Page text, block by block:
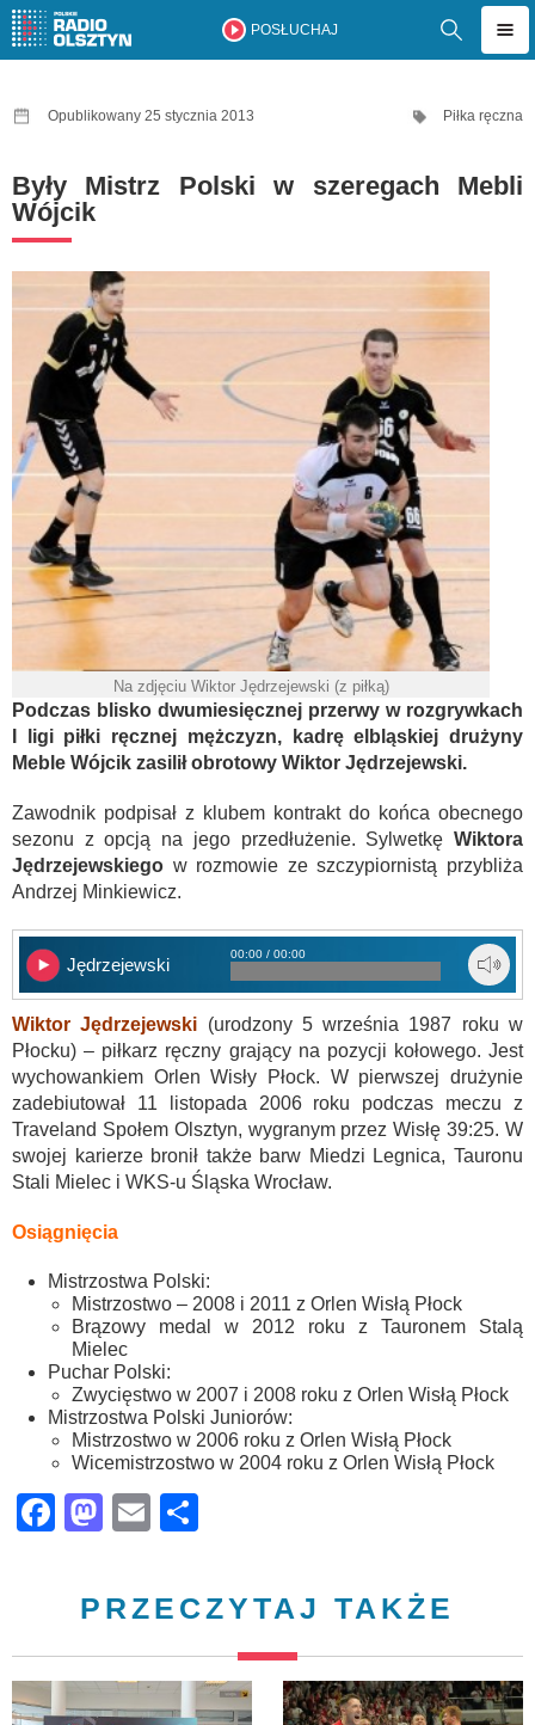
POSŁUCHAJ
Opublikowany 25 stycznia 2013 Piłka ręczna
Były Mistrz Polski w szeregach Mebli
Wójcik
Na zdjęciu Wiktor Jędrzejewski (z piłką)
Podczas blisko dwumiesięcznej przerwy w rozgrywkach
I ligi piłki ręcznej mężczyzn, kadrę elbląskiej drużyny
Meble Wójcik zasilił obrotowy Wiktor Jędrzejewski.
Zawodnik podpisał z klubem kontrakt do końca obecnego
sezonu z opcją na jego przedłużenie. Sylwetkę Wiktora
Jędrzejewskiego w rozmowie ze szczypiornistą przybliża
Andrzej Minkiewicz.
Jędrzejewski
00:00 / 00:00
Wiktor Jędrzejewski (urodzony 5 września 1987 roku w
Płocku) – piłkarz ręczny grający na pozycji kołowego. Jest
wychowankiem Orlen Wisły Płock. W pierwszej drużynie
zadebiutował 11 listopada 2006 roku podczas meczu z
Traveland Społem Olsztyn, wygranym przez Wisłę 39:25. W
swojej karierze bronił także barw Miedzi Legnica, Tauronu
Stali Mielec i WKS-u Śląska Wrocław.
Osiągnięcia
Mistrzostwa Polski:
Mistrzostwo – 2008 i 2011 z Orlen Wisłą Płock
Brązowy medal w 2012 roku z Tauronem Stalą
Mielec
Puchar Polski:
Zwycięstwo w 2007 i 2008 roku z Orlen Wisłą Płock
Mistrzostwa Polski Juniorów:
Mistrzostwo w 2006 roku z Orlen Wisłą Płock
Wicemistrzostwo w 2004 roku z Orlen Wisłą Płock
Facebook
Mastodon
Email
PRZECZYTAJ TAKŻE